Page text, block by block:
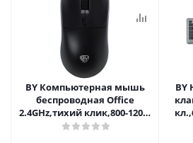
BY Компьютерная мышь
беспроводная Office
2.4GHz,тихий клик,800-1200-
1600DPI,SoftTouch,2xAАA,черный
BY